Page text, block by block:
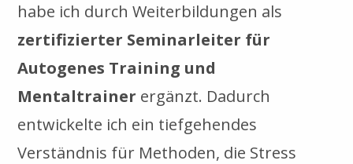
habe ich durch Weiterbildungen als
zertifizierter Seminarleiter für
Autogenes Training und
Mentaltrainer ergänzt. Dadurch
entwickelte ich ein tiefgehendes
Verständnis für Methoden, die Stress